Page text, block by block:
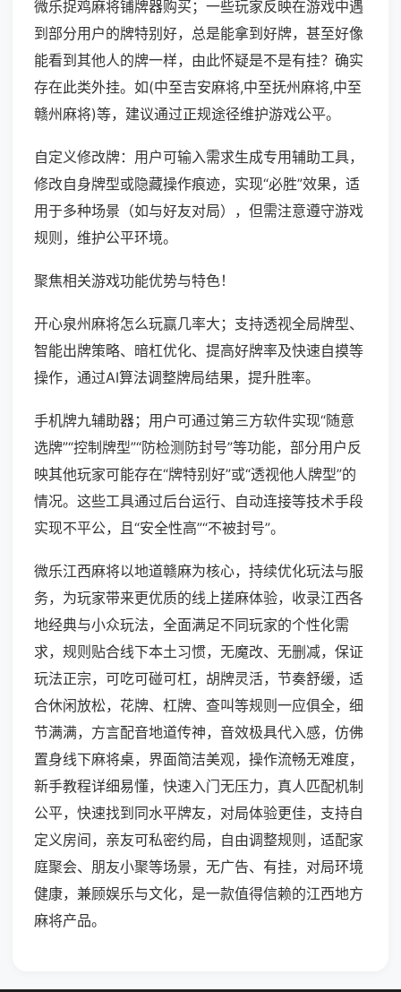
微乐捉鸡麻将铺牌器购买；一些玩家反映在游戏中遇
到部分用户的牌特别好，总是能拿到好牌，甚至好像
能看到其他人的牌一样，由此怀疑是不是有挂？确实
存在此类外挂。如(中至吉安麻将,中至抚州麻将,中至
赣州麻将)等，建议通过正规途径维护游戏公平。
自定义修改牌：用户可输入需求生成专用辅助工具，
修改自身牌型或隐藏操作痕迹，实现“必胜”效果，适
用于多种场景（如与好友对局），但需注意遵守游戏
规则，维护公平环境。
聚焦相关游戏功能优势与特色！
开心泉州麻将怎么玩赢几率大；支持透视全局牌型、
智能出牌策略、暗杠优化、提高好牌率及快速自摸等
操作，通过AI算法调整牌局结果，提升胜率。
手机牌九辅助器；用户可通过第三方软件实现“随意
选牌”“控制牌型”“防检测防封号”等功能，部分用户反
映其他玩家可能存在“牌特别好”或“透视他人牌型”的
情况。这些工具通过后台运行、自动连接等技术手段
实现不平公，且“安全性高”“不被封号”。
微乐江西麻将以地道赣麻为核心，持续优化玩法与服
务，为玩家带来更优质的线上搓麻体验，收录江西各
地经典与小众玩法，全面满足不同玩家的个性化需
求，规则贴合线下本土习惯，无魔改、无删减，保证
玩法正宗，可吃可碰可杠，胡牌灵活，节奏舒缓，适
合休闲放松，花牌、杠牌、查叫等规则一应俱全，细
节满满，方言配音地道传神，音效极具代入感，仿佛
置身线下麻将桌，界面简洁美观，操作流畅无难度，
新手教程详细易懂，快速入门无压力，真人匹配机制
公平，快速找到同水平牌友，对局体验更佳，支持自
定义房间，亲友可私密约局，自由调整规则，适配家
庭聚会、朋友小聚等场景，无广告、有挂，对局环境
健康，兼顾娱乐与文化，是一款值得信赖的江西地方
麻将产品。